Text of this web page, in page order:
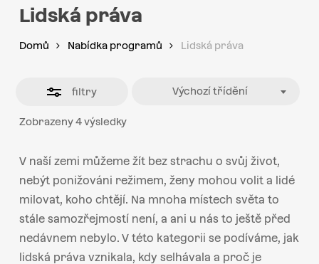
Lidská práva
Domů Nabídka programů Lidská práva
filtry
Zobrazeny 4 výsledky
Výchozí třídění
V naší zemi můžeme žít bez strachu o svůj život,
nebýt ponižováni režimem, ženy mohou volit a lidé
milovat, koho chtějí. Na mnoha místech světa to
stále samozřejmostí není, a ani u nás to ještě před
nedávnem nebylo. V této kategorii se podíváme, jak
lidská práva vznikala, kdy selhávala a proč je